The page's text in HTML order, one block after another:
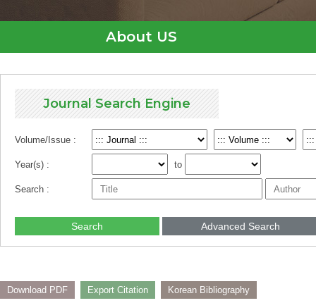
About US
Journal Search Engine
Volume/Issue :
Year(s) : to
Search :
Search Advanced Search
Download PDF Export Citation Korean Bibliography